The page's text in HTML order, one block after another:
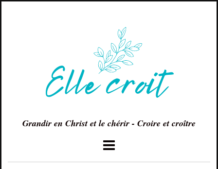
Grandir en Christ et le chérir - Croire et croître